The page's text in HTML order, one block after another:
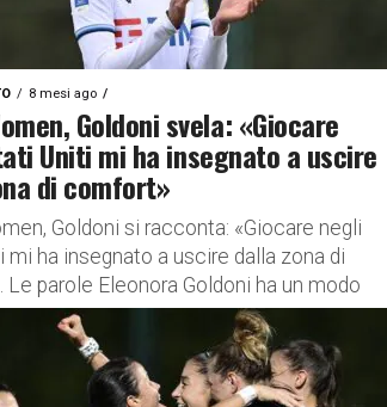
8 mesi ago
Goldoni svela: «Giocare
Uniti mi ha insegnato a uscire
di comfort»
Goldoni si racconta: «Giocare negli
mi ha insegnato a uscire dalla zona di
Le parole Eleonora Goldoni ha un modo